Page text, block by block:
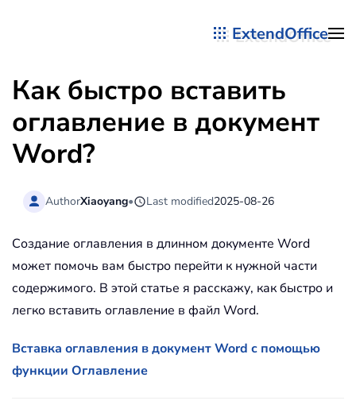
ExtendOffice
Как быстро вставить
оглавление в документ
Word?
AuthorXiaoyang• Last modified2025-08-26
Создание оглавления в длинном документе Word
может помочь вам быстро перейти к нужной части
содержимого. В этой статье я расскажу, как быстро и
легко вставить оглавление в файл Word.
Вставка оглавления в документ Word с помощью
функции Оглавление